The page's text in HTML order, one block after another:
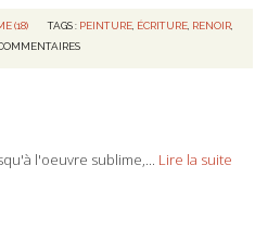
(18) TAGS : PEINTURE, ÉCRITURE, RENOIR,
l'oeuvre sublime,... Lire la suite